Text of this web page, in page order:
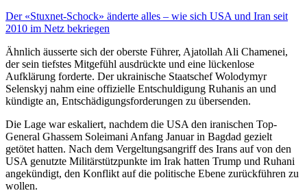
Der «Stuxnet-Schock» änderte alles – wie sich USA und Iran seit
2010 im Netz bekriegen
Ähnlich äusserte sich der oberste Führer, Ajatollah Ali Chamenei,
der sein tiefstes Mitgefühl ausdrückte und eine lückenlose
Aufklärung forderte. Der ukrainische Staatschef Wolodymyr
Selenskyj nahm eine offizielle Entschuldigung Ruhanis an und
kündigte an, Entschädigungsforderungen zu übersenden.
Die Lage war eskaliert, nachdem die USA den iranischen Top-
General Ghassem Soleimani Anfang Januar in Bagdad gezielt
getötet hatten. Nach dem Vergeltungsangriff des Irans auf von den
USA genutzte Militärstützpunkte im Irak hatten Trump und Ruhani
angekündigt, den Konflikt auf die politische Ebene zurückführen zu
wollen.